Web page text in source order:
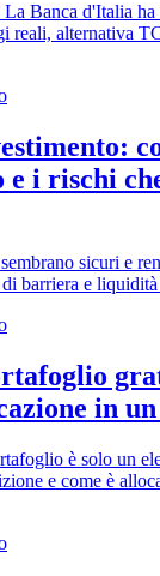
Banca d'Italia ha
reali, alternativa
e i rischi
sicuri e
di barriera e
in un
è solo un
e come è